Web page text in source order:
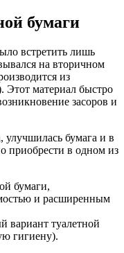
бумаги
встретить лишь
на вторичном
из
Этот материал быстро
засоров и
бумага и в
приобрести в одном из
бумаги,
и расширенным
вариант туалетной
гигиену).